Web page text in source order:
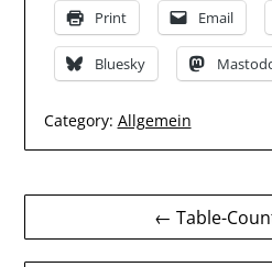
Print Email
Bluesky
Category: Allgemein
Post
navigation
← Table-